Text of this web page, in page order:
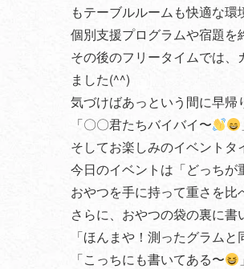
もテーブルルームも快適な環
個別支援プログラムや宿題
その後のフリータイムでは
ました(^^)
気づけばあっという間に早
「〇〇君たちバイバイ〜
そしてお楽しみのイベントタ
今日のイベントは「どっちが
おやつを手に持って重さを
さらに、おやつの袋の裏に書
「ほんまや！測ったグラムと
「こっちにも書いてある〜